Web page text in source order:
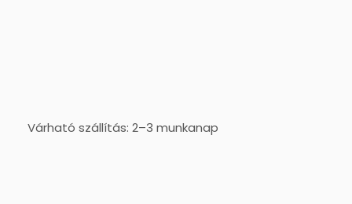
Várható szállítás: 2–3 munkanap